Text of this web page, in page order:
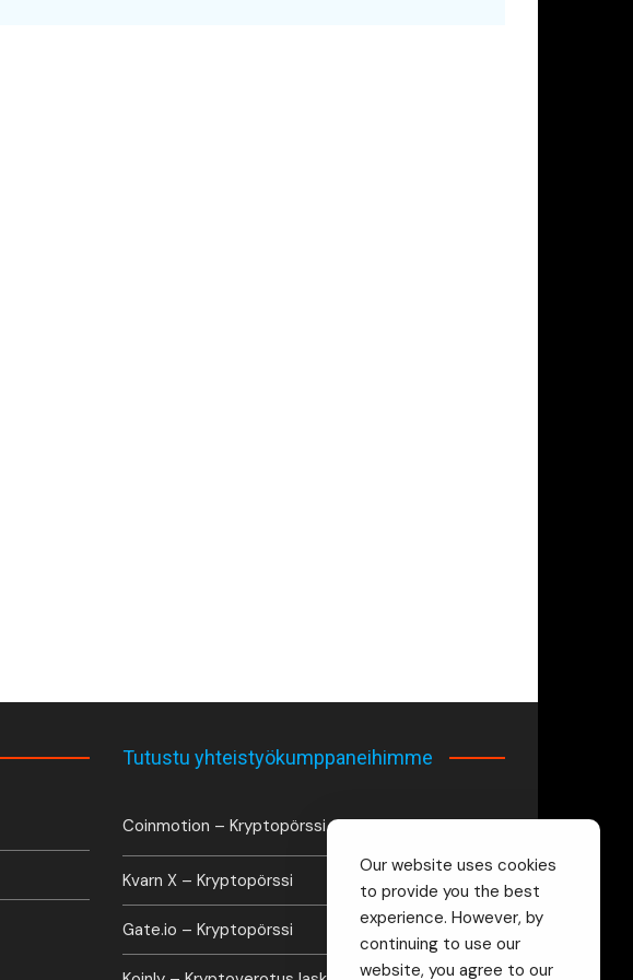
Tutustu yhteistyökumppaneihimme
Coinmotion – Kryptopörssi
Kvarn X – Kryptopörssi
Gate.io – Kryptopörssi
Our website uses cookies
to provide you the best
experience. However, by
continuing to use our
website, you agree to our